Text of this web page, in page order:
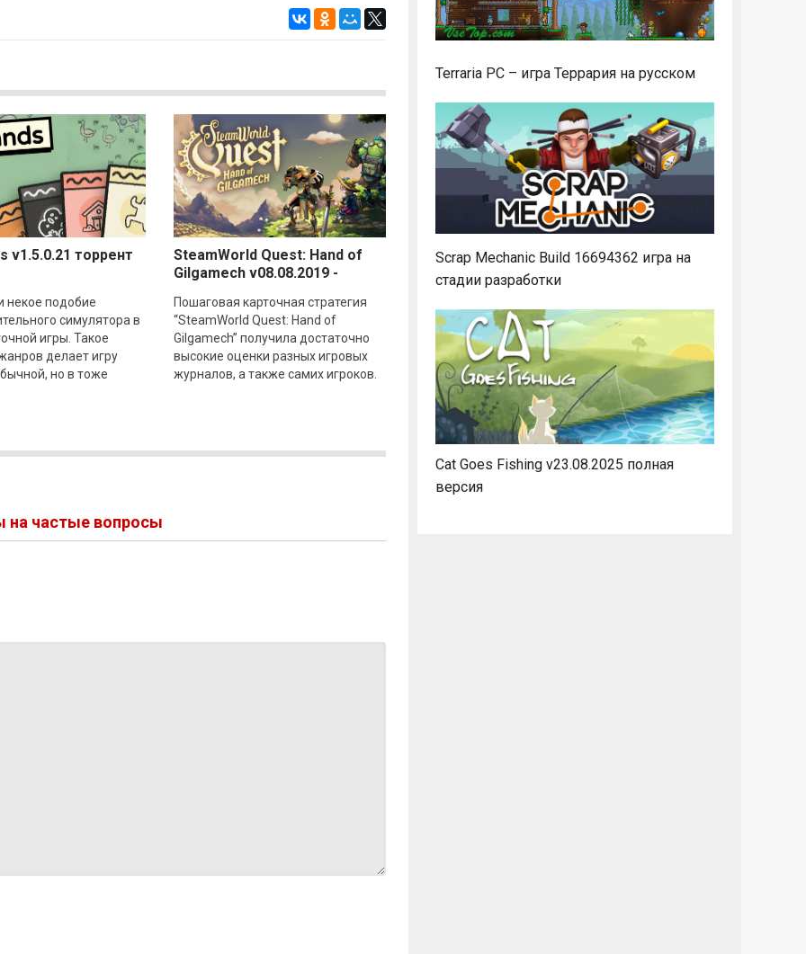
v1.5.0.21 торрент
некое подобие
симулятора в
игры. Такое
делает игру
но в тоже
SteamWorld Quest: Hand of
Gilgamech v08.08.2019 -
Пошаговая карточная стратегия
“SteamWorld Quest: Hand of
Gilgamech” получила достаточно
высокие оценки разных игровых
журналов, а также самих игроков.
на частые вопросы
Terraria PC – игра Террария на русском
Scrap Mechanic Build 16694362 игра на
стадии разработки
Cat Goes Fishing v23.08.2025 полная
версия